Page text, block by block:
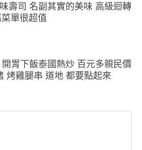
壽司 名副其實的美味 高級迴轉
單很超值
胃下飯泰國熱炒 百元多親民價
烤雞腿串 道地 都要點起來